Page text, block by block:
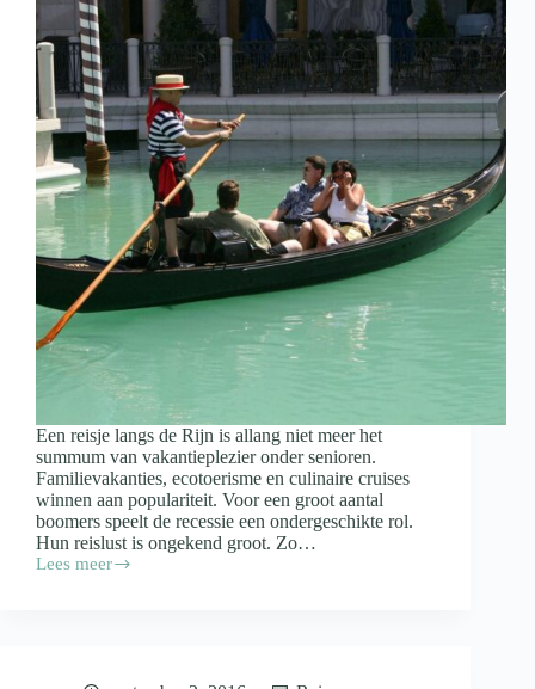
Een reisje langs de Rijn is allang niet meer het
summum van vakantieplezier onder senioren.
Familievakanties, ecotoerisme en culinaire cruises
winnen aan populariteit. Voor een groot aantal
boomers speelt de recessie een ondergeschikte rol.
Hun reislust is ongekend groot. Zo…
Lees meer
De